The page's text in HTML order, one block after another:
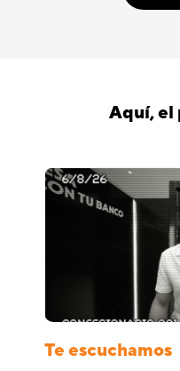
Aquí, el
Te escuchamos